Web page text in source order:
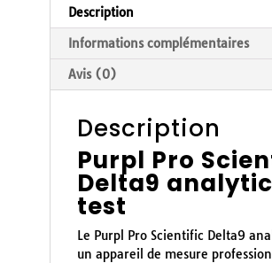
Description
Informations complémentaires
Avis (0)
Description
Purpl Pro
Delta9
test
Le Purpl Pro Scientific Delta9
un appareil de mesure